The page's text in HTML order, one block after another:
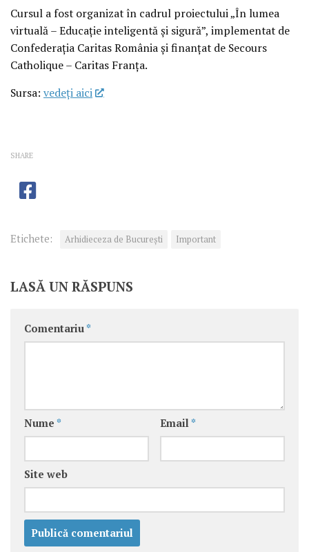
Cursul a fost organizat în cadrul proiectului „În lumea
virtuală – Educație inteligentă și sigură”, implementat de
Confederația Caritas România și finanțat de Secours
Catholique – Caritas Franța.
Sursa: vedeţi aici
SHARE
Etichete: Arhidieceza de București Important
LASĂ UN RĂSPUNS
Comentariu *
Nume * Email *
Site web